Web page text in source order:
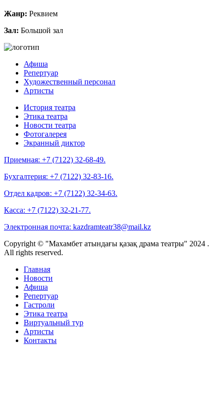
Жанр: Реквием
Зал: Большой зал
Афиша
Репертуар
Художественный персонал
Артисты
История театра
Этика театра
Новости театра
Фотогалерея
Экранный диктор
Приемная: +7 (7122) 32-68-49.
Бухгалтерия: +7 (7122) 32-83-16.
Отдел кадров: +7 (7122) 32-34-63.
Касса: +7 (7122) 32-21-77.
Электронная почта: kazdramteatr38@mail.kz
Copyright © "Махамбет атындағы қазақ драма театры" 2024 .
All rights reserved.
Главная
Новости
Афиша
Репертуар
Гастроли
Этика театра
Виртуальный тур
Артисты
Контакты